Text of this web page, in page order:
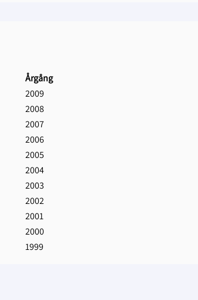
Årgång
2009
2008
2007
2006
2005
2004
2003
2002
2001
2000
1999